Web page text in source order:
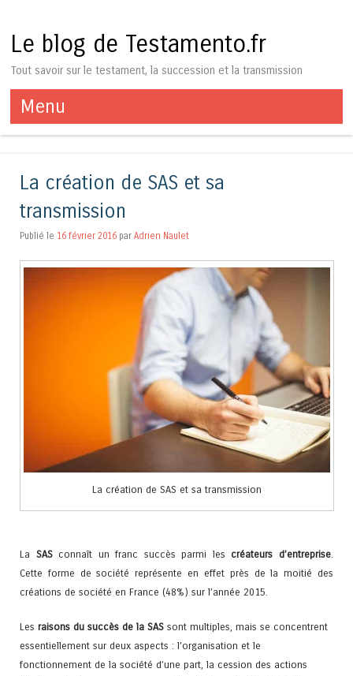
Le blog de Testamento.fr
Tout savoir sur le testament, la succession et la transmission
Menu
Aller au contenu
La création de SAS et sa
transmission
Publié le 16 février 2016 par Adrien Naulet
La création de SAS et sa transmission
La SASconnaît un franc succès parmi les créateurs d’entreprise.
Cette forme de société représente en effet près de la moitié des
créations de société en France (48%) sur l’année 2015.
Les raisons du succès de la SAS sont multiples, mais se concentrent
essentiellement sur deux aspects : l’organisation et le
fonctionnement de la société d’une part, la cession des actions